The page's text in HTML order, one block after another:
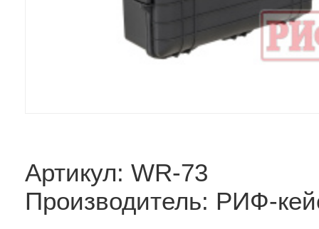
Артикул: WR-73
Производитель: РИФ-